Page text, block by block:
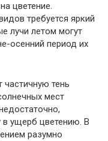
цветение.
требуется яркий
лучи летом могут
осенний период их
тень
мест
в ущерб цветению. В
разумно